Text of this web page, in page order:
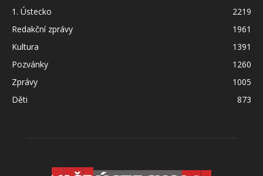
1. Ústecko
2219
Redakční zprávy
1961
Kultura
1391
Pozvánky
1260
Zprávy
1005
Děti
873